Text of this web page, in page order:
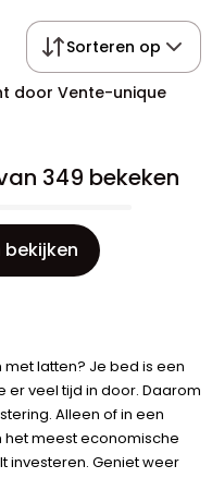
Sorteren op
door Vente-unique
349 bekeken
latten? Je bed is een
er veel tijd in door. Daarom
Alleen of in een
meest economische
investeren. Geniet weer